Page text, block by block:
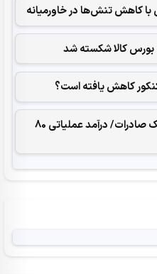
با کاهش تنش‌ها در خاورمیانه
بورس کالا شکسته شد
کنکور کاهش یافته است؟
تغییر مثبت در عملکرد مالی بانک صادرات/ درآمد عملیاتی 80